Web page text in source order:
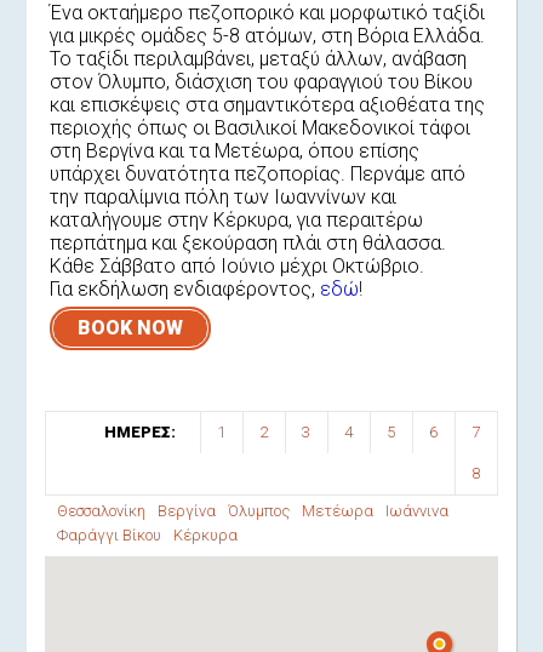
Ένα οκταήμερο πεζοπορικό και μορφωτικό ταξίδι
για μικρές ομάδες 5-8 ατόμων, στη Βόρια Ελλάδα.
Το ταξίδι περιλαμβάνει, μεταξύ άλλων, ανάβαση
στον Όλυμπο, διάσχιση του φαραγγιού του Βίκου
και επισκέψεις στα σημαντικότερα αξιοθέατα της
περιοχής όπως οι Βασιλικοί Μακεδονικοί τάφοι
στη Βεργίνα και τα Μετέωρα, όπου επίσης
υπάρχει δυνατότητα πεζοπορίας. Περνάμε από
την παραλίμνια πόλη των Ιωαννίνων και
καταλήγουμε στην Κέρκυρα, για περαιτέρω
περπάτημα και ξεκούραση πλάι στη θάλασσα.
Κάθε Σάββατο από Ιούνιο μέχρι Οκτώβριο.
Για εκδήλωση ενδιαφέροντος, εδώ!
BOOK NOW
ΗΜΕΡΕΣ: 1 2 3 4 5 6 7
8
Θεσσαλονίκη Βεργίνα Όλυμπος Μετέωρα
Ιωάννινα
Φαράγγι Βίκου
Κέρκυρα